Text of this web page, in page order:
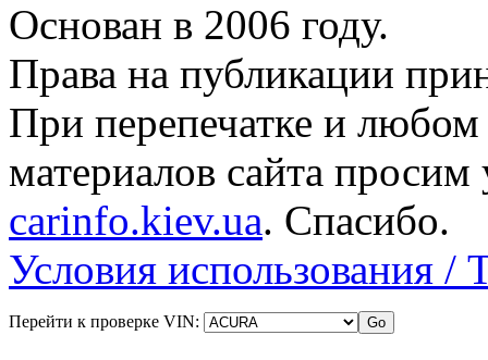
Основан в 2006 году.
Права на публикации
При перепечатке и
материалов сайта просим
carinfo.kiev.ua. Спасибо.
Условия использования /
Перейти к проверке VIN: